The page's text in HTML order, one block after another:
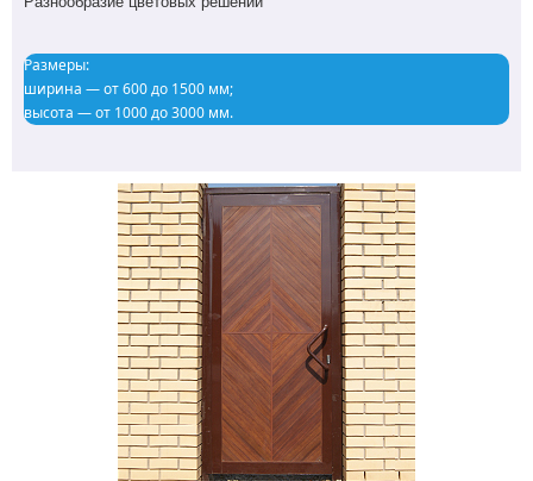
Размеры:
ширина — от 600 до 1500 мм;
высота — от 1000 до 3000 мм.